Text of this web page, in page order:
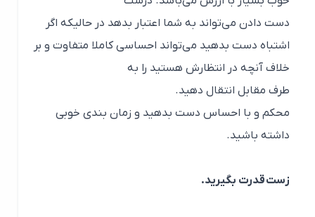
دست دادن می‌تواند به شما اعتبار بدهد در حالیکه اگر
اشتباه دست بدهید می‌تواند احساسی کاملا متفاوت و بر
خلاف آنچه در انتظارش هستید را به
طرف مقابل انتقال دهید.
محکم و با احساس دست بدهید و زمان بندی خوبی
داشته باشید.
زست قدرت بگیرید.